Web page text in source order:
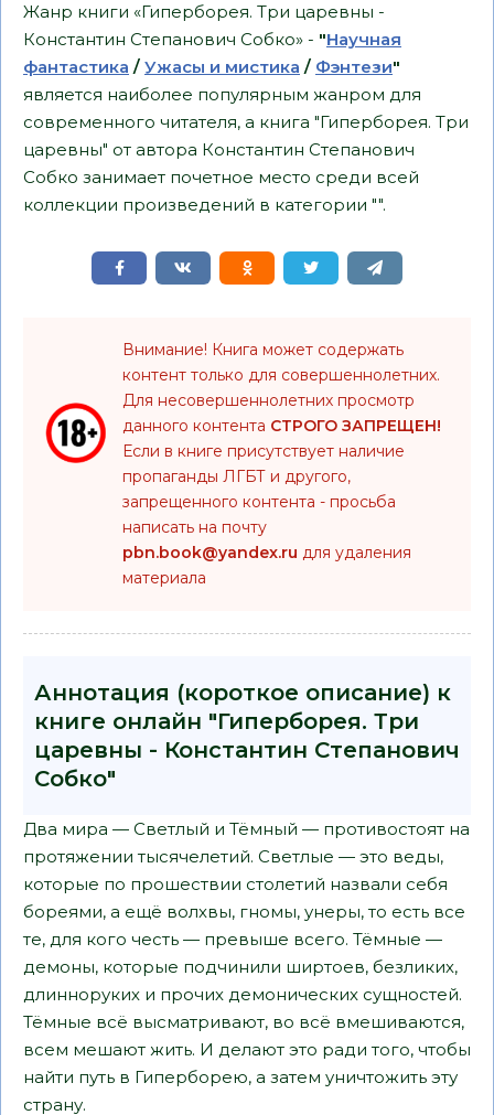
Жанр книги «Гиперборея. Три царевны -
Константин Степанович Собко» - "Научная
фантастика / Ужасы и мистика / Фэнтези"
является наиболее популярным жанром для
современного читателя, а книга "Гиперборея. Три
царевны" от автора Константин Степанович
Собко занимает почетное место среди всей
коллекции произведений в категории "".
Внимание! Книга может содержать
контент только для совершеннолетних.
Для несовершеннолетних просмотр
данного контента СТРОГО ЗАПРЕЩЕН!
Если в книге присутствует наличие
пропаганды ЛГБТ и другого,
запрещенного контента - просьба
написать на почту
pbn.book@yandex.ru для удаления
материала
Аннотация (короткое описание) к
книге онлайн "Гиперборея. Три
царевны - Константин Степанович
Собко"
Два мира — Светлый и Тёмный — противостоят на
протяжении тысячелетий. Светлые — это веды,
которые по прошествии столетий назвали себя
бореями, а ещё волхвы, гномы, унеры, то есть все
те, для кого честь — превыше всего. Тёмные —
демоны, которые подчинили ширтоев, безликих,
длинноруких и прочих демонических сущностей.
Тёмные всё высматривают, во всё вмешиваются,
всем мешают жить. И делают это ради того, чтобы
найти путь в Гиперборею, а затем уничтожить эту
страну.